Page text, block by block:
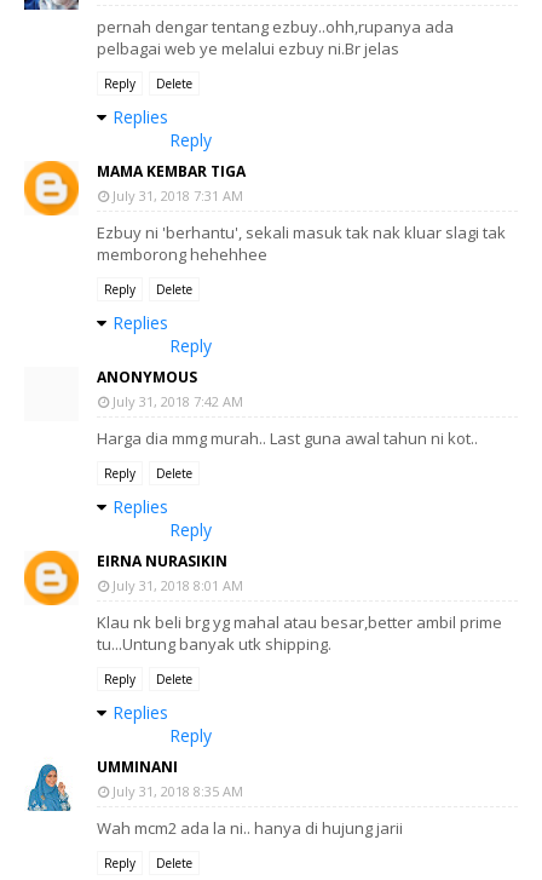
pernah dengar tentang ezbuy..ohh,rupanya ada
pelbagai web ye melalui ezbuy ni.Br jelas
Reply Delete
Replies
Reply
MAMA KEMBAR TIGA
July 31, 2018 7:31 AM
Ezbuy ni 'berhantu', sekali masuk tak nak kluar slagi tak
memborong hehehhee
Reply Delete
Replies
Reply
ANONYMOUS
July 31, 2018 7:42 AM
Harga dia mmg murah.. Last guna awal tahun ni kot..
Reply Delete
Replies
Reply
EIRNA NURASIKIN
July 31, 2018 8:01 AM
Klau nk beli brg yg mahal atau besar,better ambil prime
tu...Untung banyak utk shipping.
Reply Delete
Replies
Reply
UMMINANI
July 31, 2018 8:35 AM
Wah mcm2 ada la ni.. hanya di hujung jarii
Reply Delete